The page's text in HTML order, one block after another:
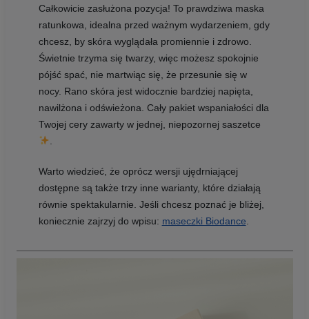
Całkowicie zasłużona pozycja! To prawdziwa maska
ratunkowa, idealna przed ważnym wydarzeniem, gdy
chcesz, by skóra wyglądała promiennie i zdrowo.
Świetnie trzyma się twarzy, więc możesz spokojnie
pójść spać, nie martwiąc się, że przesunie się w
nocy. Rano skóra jest widocznie bardziej napięta,
nawilżona i odświeżona. Cały pakiet wspaniałości dla
Twojej cery zawarty w jednej, niepozornej saszetce
Warto wiedzieć, że oprócz wersji ujędrniającej
dostępne są także trzy inne warianty, które działają
równie spektakularnie. Jeśli chcesz poznać je bliżej,
koniecznie zajrzyj do wpisu: maseczki Biodance